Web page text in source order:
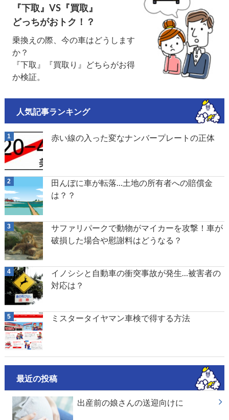
『下取』VS『買取』
どっちがおトク！？
乗換えの際、今の車はどうします
か？
『下取』『買取り』どちらがお得
か検証。
人気記事ランキング
赤い線の入った変なナンバープレートの正体
田んぼに車が転落…土地の所有者への賠償金
は？？
サファリパークで動物がマイカーを攻撃！車が
破損した場合や慰謝料はどうなる？
イノシシと自動車の衝突事故が発生…被害者の
対応は？
ミスタータイヤマン車検で得する方法
最近の投稿
出産前の娘さんの送迎向けに